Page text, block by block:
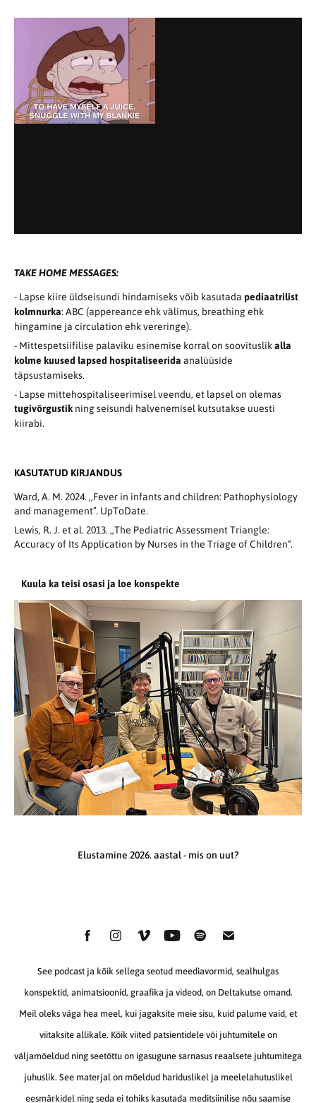
TAKE HOME MESSAGES:
- Lapse kiire üldseisundi hindamiseks võib kasutada pediaatrilist
kolmnurka: ABC (appereance ehk välimus, breathing ehk
hingamine ja circulation ehk vereringe).
- Mittespetsiifilise palaviku esinemise korral on soovituslikalla
kolme kuused lapsed hospitaliseerida analüüside
täpsustamiseks.
- Lapse mittehospitaliseerimisel veendu, et lapsel on olemas
tugivõrgustik ning seisundi halvenemisel kutsutakse uuesti
kiirabi.
KASUTATUD KIRJANDUS
Ward, A. M. 2024. ,,Fever in infants and children: Pathophysiology
and management”. UpToDate.
Lewis, R. J. et al. 2013. ,,The Pediatric Assessment Triangle:
Accuracy of Its Application by Nurses in the Triage of Children“.
Kuula ka teisi osasi ja loe konspekte
Elustamine 2026. aastal - mis on uut?
See podcast ja kõik sellega seotud meediavormid, sealhulgas
konspektid, animatsioonid, graafika ja videod, on Deltakutse omand.
Meil oleks väga hea meel, kui jagaksite meie sisu, kuid palume vaid, et
viitaksite allikale. Kõik viited patsientidele või juhtumitele on
väljamõeldud ning seetõttu on igasugune sarnasus reaalsete juhtumitega
juhuslik. See materjal on mõeldud hariduslikel ja meelelahutuslikel
eesmärkidel ning seda ei tohiks kasutada meditsiinilise nõu saamise